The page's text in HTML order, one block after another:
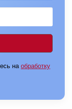
на обработку